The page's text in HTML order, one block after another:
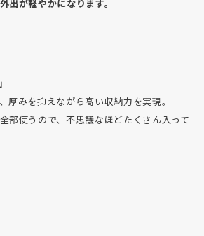
出が軽やかになります。
厚みを抑えながら高い収納力を実現。
部使うので、不思議なほどたくさん入って